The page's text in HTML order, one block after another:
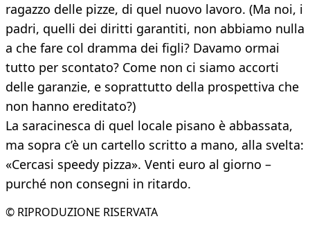
ragazzo delle pizze, di quel nuovo lavoro. (Ma noi, i
padri, quelli dei diritti garantiti, non abbiamo nulla
a che fare col dramma dei figli? Davamo ormai
tutto per scontato? Come non ci siamo accorti
delle garanzie, e soprattutto della prospettiva che
non hanno ereditato?)
La saracinesca di quel locale pisano è abbassata,
ma sopra c’è un cartello scritto a mano, alla svelta:
«Cercasi speedy pizza». Venti euro al giorno –
purché non consegni in ritardo.
© RIPRODUZIONE RISERVATA